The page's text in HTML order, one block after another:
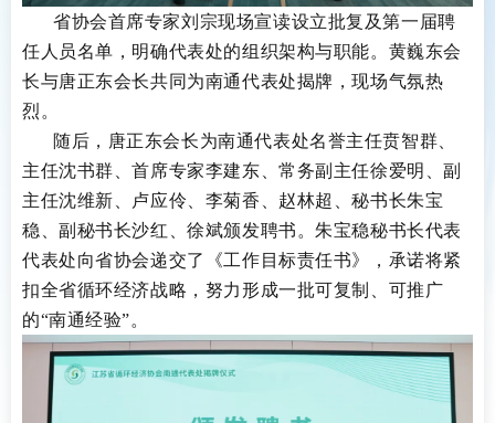
省协会首席专家刘宗现场宣读设立批复及第一届聘
任人员名单，明确代表处的组织架构与职能。黄巍东会
长与唐正东会长共同为南通代表处揭牌，现场气氛热
烈。
随后， 唐正东会长为南通代表处名誉主任贲智群、
主任沈书群、首席专家李建东、常务副主任徐爱明、副
主任沈维新、 卢应伶、 李菊香、 赵林超、秘书长朱宝
稳、副秘书长沙红、徐斌颁发聘书。朱宝稳秘书长代表
代表处向省协会递交了 《工作目标责任书》，承诺将紧
扣全省循环经济战略，努力形成一批可复制、可推广
的“南通经验”。